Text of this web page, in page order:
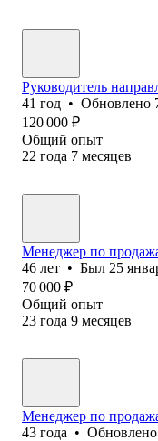
Руководитель
41 год • Обновлено
120 000 ₽
Общий опыт
22 года 7 месяцев
Менеджер по
46 лет • Был 25
70 000 ₽
Общий опыт
23 года 9 месяцев
Менеджер по
43 года • Обновлено